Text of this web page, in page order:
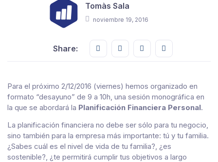
Tomàs Sala
noviembre 19, 2016
Share: Share this on FaceBook
Share this on Twitter
Share this on GMail
Share this on
Para el próximo 2/12/2016 (viernes) hemos organizado en
formato “desayuno” de 9 a 10h, una sesión monográfica en
la que se abordará la Planificación Financiera Personal.
La planificación financiera no debe ser sólo para tu negocio,
sino también para la empresa más importante: tú y tu familia.
¿Sabes cuál es el nivel de vida de tu familia?, ¿es
sostenible?, ¿te permitirá cumplir tus objetivos a largo